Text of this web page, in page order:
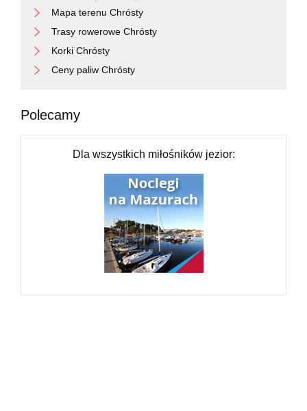
Mapa terenu Chrósty
Trasy rowerowe Chrósty
Korki Chrósty
Ceny paliw Chrósty
Polecamy
Dla wszystkich miłośników jezior: